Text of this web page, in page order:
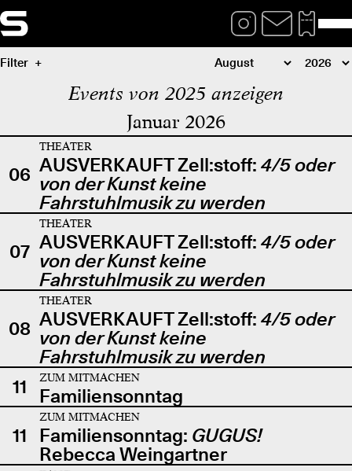
Filter
Events von 2025 anzeigen
Januar 2026
06
THEATER
AUSVERKAUFT Zell:stoff: 4/5 oder
von der Kunst keine
Fahrstuhlmusik zu werden
07
THEATER
AUSVERKAUFT Zell:stoff: 4/5 oder
von der Kunst keine
Fahrstuhlmusik zu werden
08
THEATER
AUSVERKAUFT Zell:stoff: 4/5 oder
von der Kunst keine
Fahrstuhlmusik zu werden
11
ZUM MITMACHEN
Familiensonntag
11
ZUM MITMACHEN
Familiensonntag: GUGUS!
Rebecca Weingartner